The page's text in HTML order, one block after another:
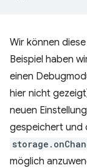
Wir können
Beispiel haben
einen
hier nicht
neuen
gespeichert und
möglich